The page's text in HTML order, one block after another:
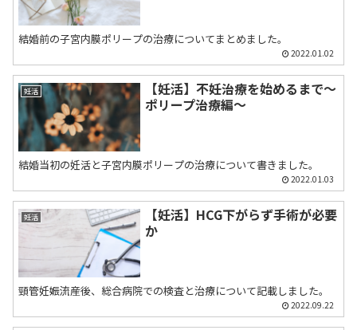
結婚前の子宮内膜ポリープの治療についてまとめました。
2022.01.02
妊活
【妊活】不妊治療を始めるまで〜
ポリープ治療編〜
結婚当初の妊活と子宮内膜ポリープの治療について書きました。
2022.01.03
妊活
【妊活】HCG下がらず手術が必要
か
頸管妊娠流産後、総合病院での検査と治療について記載しました。
2022.09.22